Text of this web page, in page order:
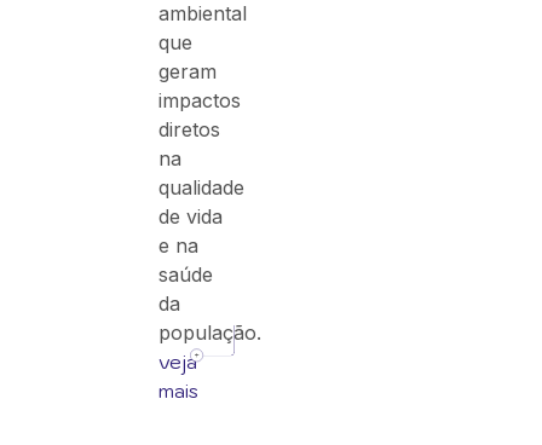
ambiental
que
geram
impactos
diretos
na
qualidade
de vida
e na
saúde
da
população.
veja
mais